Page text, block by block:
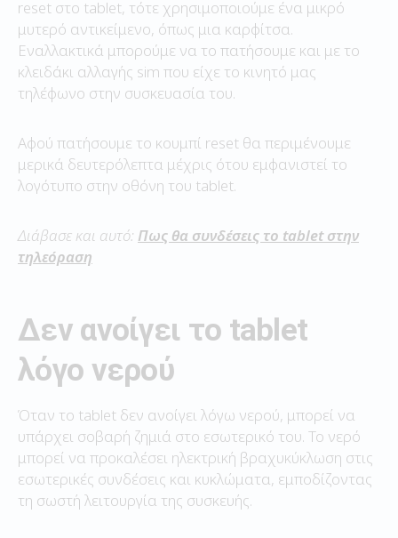
reset στο tablet, τότε χρησιμοποιούμε ένα μικρό
μυτερό αντικείμενο, όπως μια καρφίτσα.
Εναλλακτικά μπορούμε να το πατήσουμε και με το
κλειδάκι αλλαγής sim που είχε το κινητό μας
τηλέφωνο στην συσκευασία του.
Αφού πατήσουμε το κουμπί reset θα περιμένουμε
μερικά δευτερόλεπτα μέχρις ότου εμφανιστεί το
λογότυπο στην οθόνη του tablet.
Διάβασε και αυτό: Πως θα συνδέσεις το tablet στην
τηλεόραση
Δεν ανοίγει το tablet
λόγο νερού
Όταν το tablet δεν ανοίγει λόγω νερού, μπορεί να
υπάρχει σοβαρή ζημιά στο εσωτερικό του. Το νερό
μπορεί να προκαλέσει ηλεκτρική βραχυκύκλωση στις
εσωτερικές συνδέσεις και κυκλώματα, εμποδίζοντας
τη σωστή λειτουργία της συσκευής.